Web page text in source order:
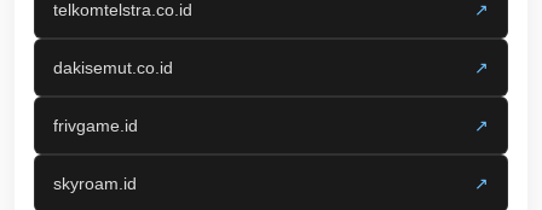
telkomtelstra.co.id ↗
dakisemut.co.id ↗
frivgame.id ↗
skyroam.id ↗